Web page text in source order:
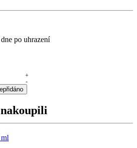
po uhrazení
+
-